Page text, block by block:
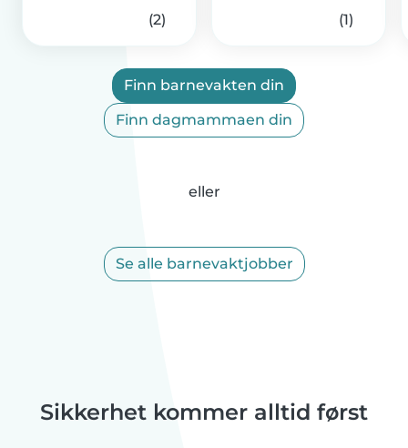
(2)
(1)
Finn barnevakten din
Finn dagmammaen din
eller
Se alle barnevaktjobber
Sikkerhet kommer alltid først